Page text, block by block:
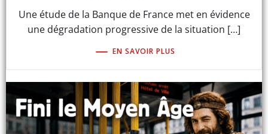
Une étude de la Banque de France met en évidence
une dégradation progressive de la situation […]
EN SAVOIR PLUS